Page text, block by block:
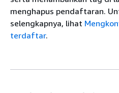
menghapus pendaftaran.
selengkapnya, lihat
terdaftar.